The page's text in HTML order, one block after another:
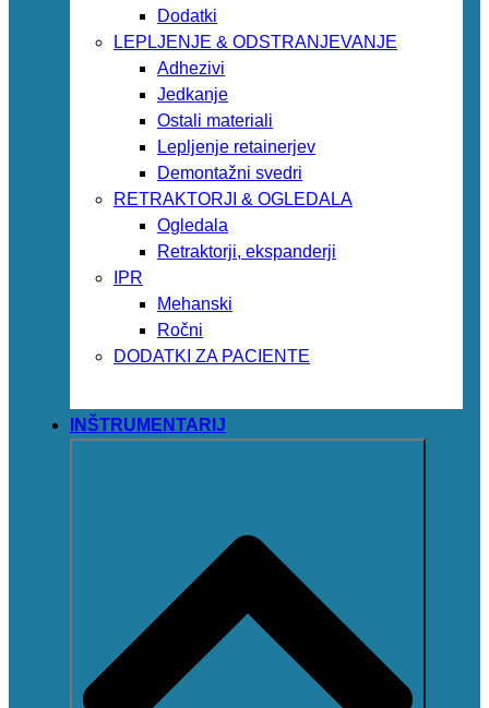
Dodatki
LEPLJENJE & ODSTRANJEVANJE
Adhezivi
Jedkanje
Ostali materiali
Lepljenje retainerjev
Demontažni svedri
RETRAKTORJI & OGLEDALA
Ogledala
Retraktorji, ekspanderji
IPR
Mehanski
Ročni
DODATKI ZA PACIENTE
INŠTRUMENTARIJ